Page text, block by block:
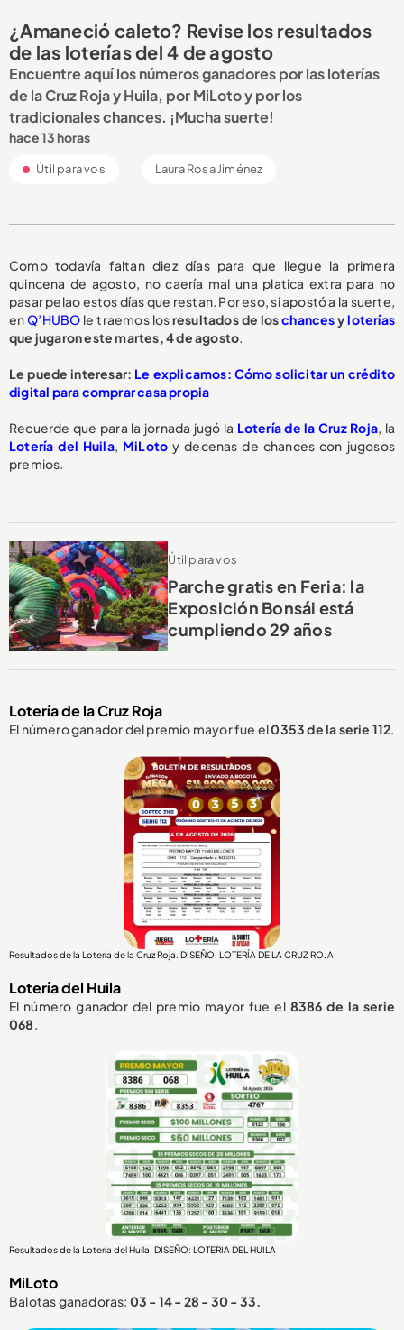
¿Amaneció caleto? Revise los resultados
de las loterías del 4 de agosto
Encuentre aquí los números ganadores por las loterías
de la Cruz Roja y Huila, por MiLoto y por los
tradicionales chances. ¡Mucha suerte!
hace 13 horas
Útil para vos Laura Rosa Jiménez
Como todavía faltan diez días para que llegue la primera
quincena de agosto, no caería mal una platica extra para no
pasar pelao estos días que restan. Por eso, si apostó a la suerte,
enQ’HUBO le traemos losresultados de loschancesyloterías
que jugaron este martes, 4 de agosto.
Le puede interesar: Le explicamos: Cómo solicitar un crédito
digital para comprar casa propia
Recuerde que para la jornada jugó la Lotería de la Cruz Roja, la
Lotería del Huila, MiLoto y decenas de chances con jugosos
premios.
Útil para vos
Parche gratis en Feria: la
Exposición Bonsái está
cumpliendo 29 años
Lotería de la Cruz Roja
El número ganador del premio mayor fue el0353de la serie 112.
Resultados de la Lotería de la Cruz Roja. DISEÑO: LOTERÍA DE LA CRUZ ROJA
Lotería del Huila
El número ganador del premio mayor fue el 8386 de la serie
068.
Resultados de la Lotería del Huila. DISEÑO: LOTERIA DEL HUILA
MiLoto
Balotas ganadoras: 03 - 14 - 28 - 30 - 33.